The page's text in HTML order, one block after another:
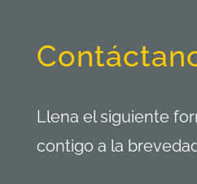
Llena el siguiente
contigo a la